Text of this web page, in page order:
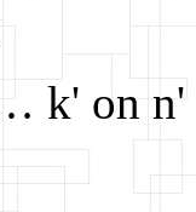
k' on n'